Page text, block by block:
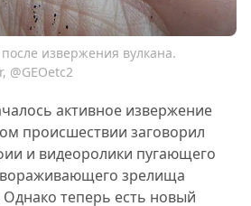
извержения вулкана.
@GEOetc2
активное извержение
происшествии заговорил
и видеоролики пугающего
зрелища
теперь есть новый